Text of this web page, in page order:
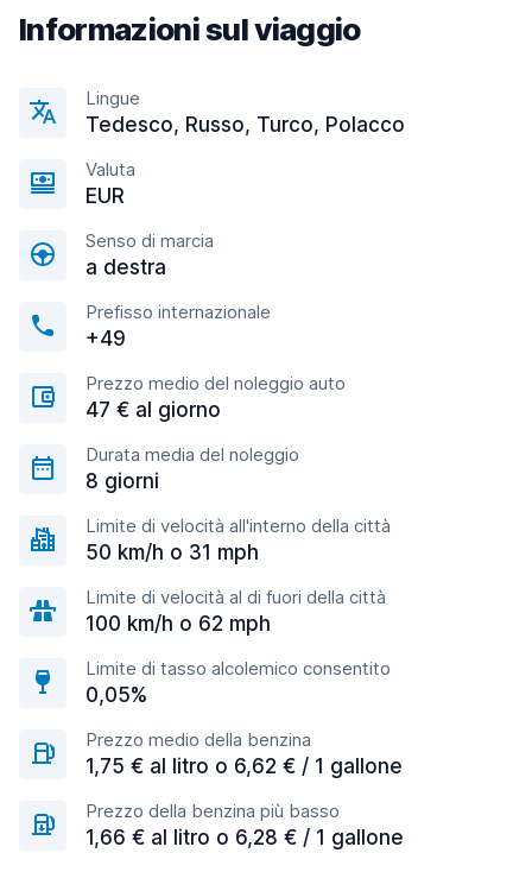
Informazioni sul viaggio
Lingue
Tedesco, Russo, Turco, Polacco
Valuta
EUR
Senso di marcia
a destra
Prefisso internazionale
+49
Prezzo medio del noleggio auto
47 € al giorno
Durata media del noleggio
8 giorni
Limite di velocità all'interno della città
50 km/h o 31 mph
Limite di velocità al di fuori della città
100 km/h o 62 mph
Limite di tasso alcolemico consentito
0,05%
Prezzo medio della benzina
1,75 € al litro o 6,62 € / 1 gallone
Prezzo della benzina più basso
1,66 € al litro o 6,28 € / 1 gallone